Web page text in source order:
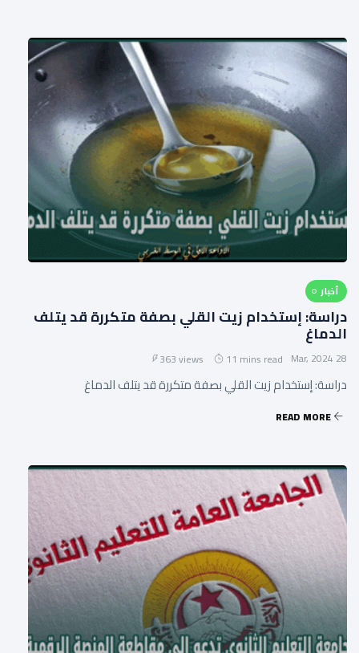
أخبار
دراسة: إستخدام زيت القلي بصفة متكررة قد يتلف
الدماغ
28 Mar, 2024
11 mins read
363 views
دراسة: إستخدام زيت القلي بصفة متكررة قد يتلف الدماغ
READ MORE